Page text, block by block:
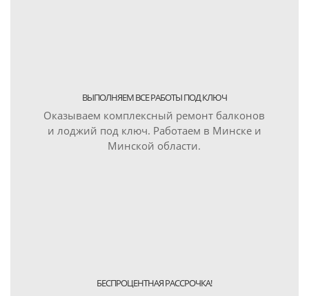
ВЫПОЛНЯЕМ ВСЕ РАБОТЫ ПОД КЛЮЧ
Оказываем комплексный ремонт балконов
и лоджий под ключ. Работаем в Минске и
Минской области.
БЕСПРОЦЕНТНАЯ РАССРОЧКА!